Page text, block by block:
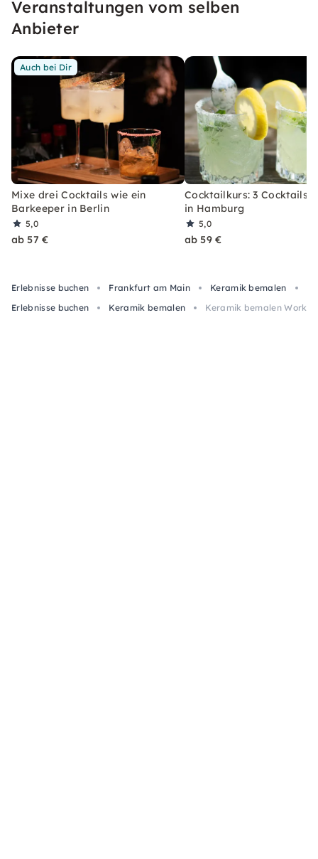
erleben, welches Du so schnell nicht vergessen
wirst.
Veranstaltungen vom selben
Anbieter
Auch bei Dir
Mixe drei Cocktails wie ein
Barkeeper in Berlin
5,0
ab 57 €
Cocktailkurs: 3 Cocktails
in Hamburg
5,0
ab 59 €
Erlebnisse buchen Frankfurt am Main Keramik bemalen
Erlebnisse buchen
Keramik bemalen Keramik bemalen